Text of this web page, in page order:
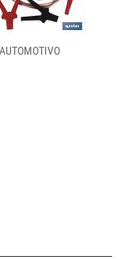
AUTOMOTIVO